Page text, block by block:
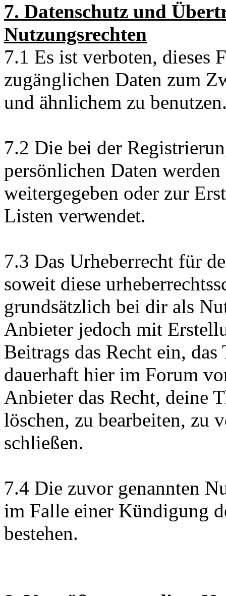
7. Datenschutz und
Nutzungsrechten
7.1 Es ist verboten, dieses
zugänglichen Daten zum
und ähnlichem zu
7.2 Die bei der
persönlichen Daten
weitergegeben oder zur
Listen verwendet.
7.3 Das Urheberrecht für
soweit diese
grundsätzlich bei dir als
Anbieter jedoch mit
Beitrags das Recht ein,
dauerhaft hier im Forum
Anbieter das Recht, deine
löschen, zu bearbeiten, zu
schließen.
7.4 Die zuvor genannten
im Falle einer Kündigung
bestehen.